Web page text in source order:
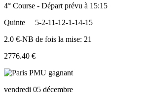
4° Course - Départ prévu à 15:15
Quinte
5-2-11-12-1-14-15
2.0 €-NB de fois la mise: 21
2776.40 €
vendredi 05 décembre